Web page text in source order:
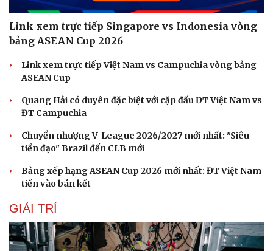
Sức khỏe
Dinh dưỡng - món ngon
Cây thuốc
Sản phụ khoa
Nam khoa
Làm đẹp - giảm cân
Ăn sạch sống khỏe
Đời sống
Blog
Link xem trực tiếp Singapore vs Indonesia vòng
bảng ASEAN Cup 2026
Link xem trực tiếp Việt Nam vs Campuchia vòng bảng
ASEAN Cup
Quang Hải có duyên đặc biệt với cặp đấu ĐT Việt Nam vs
ĐT Campuchia
Chuyển nhượng V-League 2026/2027 mới nhất: "Siêu
tiền đạo" Brazil đến CLB mới
Bảng xếp hạng ASEAN Cup 2026 mới nhất: ĐT Việt Nam
tiến vào bán kết
GIẢI TRÍ